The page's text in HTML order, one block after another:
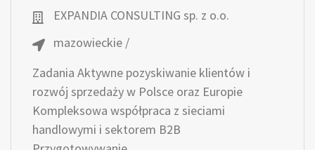
EXPANDIA CONSULTING sp. z o.o.
mazowieckie /
Zadania Aktywne pozyskiwanie klientów i
rozwój sprzedaży w Polsce oraz Europie
Kompleksowa współpraca z sieciami
handlowymi i sektorem B2B